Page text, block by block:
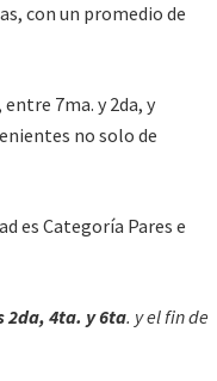
con un promedio de
7ma. y 2da, y
no solo de
es Categoría Pares e
2da, 4ta. y 6ta. y el fin de